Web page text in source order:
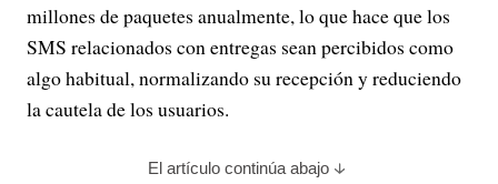
millones de paquetes anualmente, lo que hace que los
SMS relacionados con entregas sean percibidos como
algo habitual, normalizando su recepción y reduciendo
la cautela de los usuarios.
El artículo continúa abajo